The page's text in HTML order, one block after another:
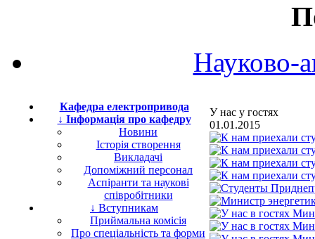
Науково-
Кафедра електропривода
↓ Інформація про кафедру
Новини
Історія створення
Викладачі
Допоміжний персонал
Аспіранти та наукові
співробітники
↓ Вступникам
Приймальна комісія
Про спеціальність та форми
У нас у гостях
01.01.2015